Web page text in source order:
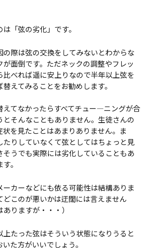
「弦の劣化」です。
の際は弦の交換をしてみないとわからな
が面倒です。ただネックの調整やフレッ
比べれば遥に安上りなので半年以上弦を
えてみることをお勧めします。
えてなかったらすべてチュー―ニングが合
とそんなこともありません。生徒さんの
状を見たことはあまりありません。ま
たりしていなくて弦としてはちょっと見
そうでも実際には劣化していることもあ
。
ーカーなどにも依る可能性は結構ありま
どこのが悪いかは迂闊には言えません
ありますが・・・）
上たった弦はそういう状態になりうると
た方がいいでしょう。